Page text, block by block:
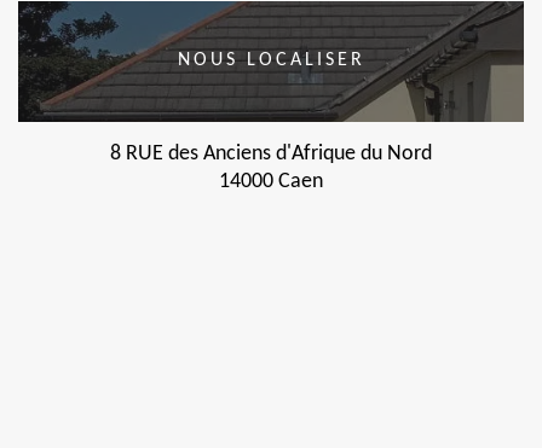
NOUS LOCALISER
8 RUE des Anciens d'Afrique du Nord
14000 Caen